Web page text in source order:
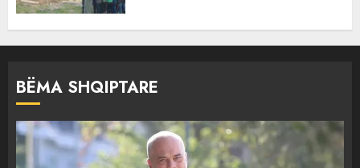
BËMA SHQIPTARE